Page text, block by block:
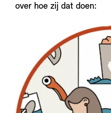
over hoe zij dat doen: